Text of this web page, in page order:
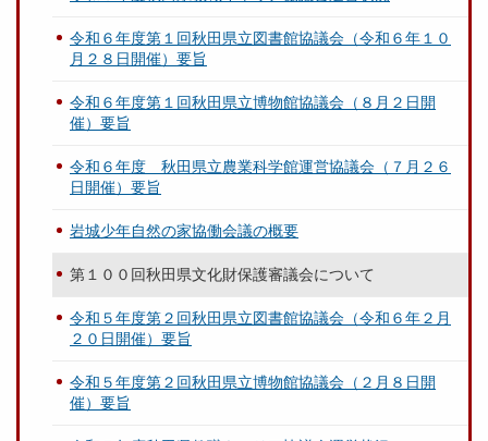
令和６年度第１回秋田県立図書館協議会（令和６年１０
月２８日開催）要旨
令和６年度第１回秋田県立博物館協議会（８月２日開
催）要旨
令和６年度 秋田県立農業科学館運営協議会（７月２６
日開催）要旨
岩城少年自然の家協働会議の概要
第１００回秋田県文化財保護審議会について
令和５年度第２回秋田県立図書館協議会（令和６年２月
２０日開催）要旨
令和５年度第２回秋田県立博物館協議会（２月８日開
催）要旨